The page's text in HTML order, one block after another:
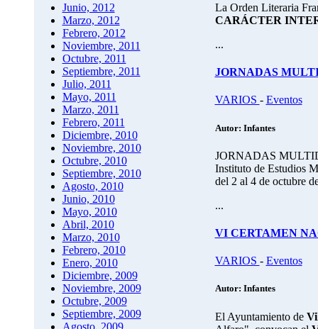
Junio, 2012
Marzo, 2012
Febrero, 2012
Noviembre, 2011
Octubre, 2011
Septiembre, 2011
Julio, 2011
Mayo, 2011
Marzo, 2011
Febrero, 2011
Diciembre, 2010
Noviembre, 2010
Octubre, 2010
Septiembre, 2010
Agosto, 2010
Junio, 2010
Mayo, 2010
Abril, 2010
Marzo, 2010
Febrero, 2010
Enero, 2010
Diciembre, 2009
Noviembre, 2009
Octubre, 2009
Septiembre, 2009
La Orden Literaria
CARÁCTER
...
JORNADAS
VARIOS - Eventos
Autor: Infantes
JORNADAS
Instituto de Estudios
del 2 al 4 de octubre
...
VI CERTAMEN
VARIOS - Eventos
Autor: Infantes
El Ayuntamiento de